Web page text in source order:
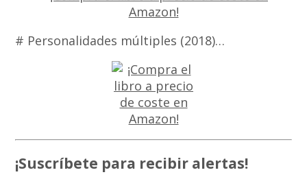
# Personalidades múltiples (2018)…
¡Suscríbete para recibir alertas!